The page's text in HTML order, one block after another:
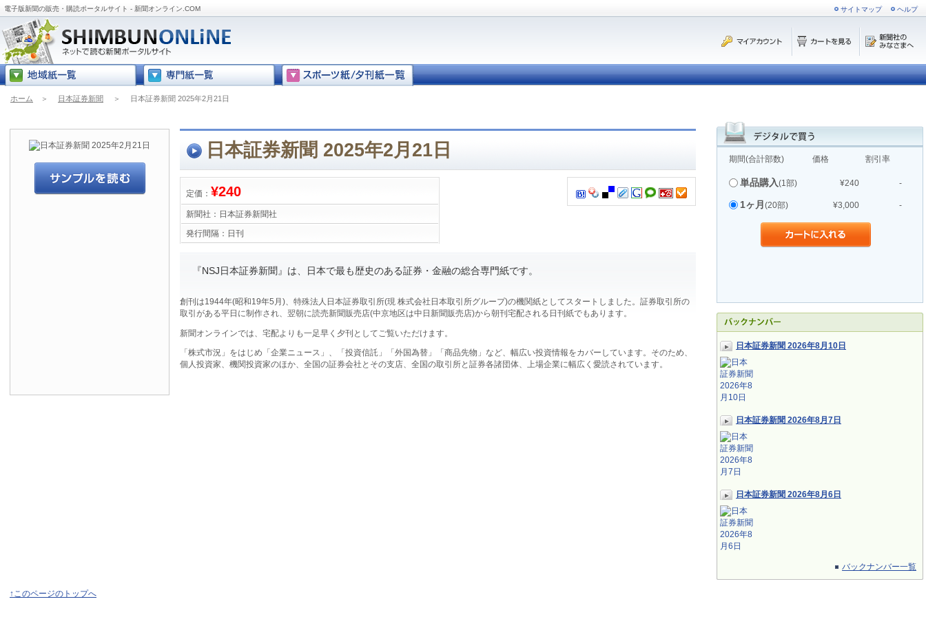
電子版新聞の販売・購読ポータルサイト - 新聞オンライン.COM サイトマップ ヘルプ
ホーム ＞ 日本証券新聞 ＞ 日本証券新聞 2025年2月21日
期間(合計部数) 価格 割引率
単品購入(1部) ¥240 -
1ヶ月 (20部) ¥3,000 -
日本証券新聞 2026年8月10日
日本証券新聞 2026年8月7日
日本証券新聞 2026年8月6日
バックナンバー一覧
日本証券新聞 2025年2月21日
定価： ¥240
新聞社： 日本証券新聞社
発行間隔： 日刊
『NSJ日本証券新聞』は、日本で最も歴史のある証券・金融の総合専門紙です。
創刊は1944年(昭和19年5月)、特殊法人日本証券取引所(現 株式会社日本取引所グループ)の機関紙としてスタートしました。証券取引所の
取引がある平日に制作され、翌朝に読売新聞販売店(中京地区は中日新聞販売店)から朝刊宅配される日刊紙でもあります。
新聞オンラインでは、宅配よりも一足早く夕刊としてご覧いただけます。
「株式市況」をはじめ「企業ニュース」、「投資信託」「外国為替」「商品先物」など、幅広い投資情報をカバーしています。そのため、
個人投資家、機関投資家のほか、全国の証券会社とその支店、全国の取引所と証券各諸団体、上場企業に幅広く愛読されています。
↑このページのトップへ